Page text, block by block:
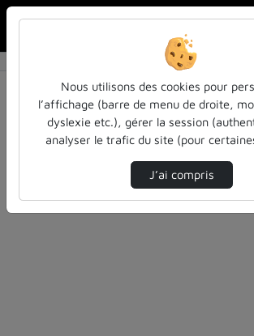
Résultats de la recherche
Filtres actifs (cliquer pour en retirer) :
education
education inspe actualites-
Nous utilisons des cookies pour
l’affichage (barre de menu de droite,
dyslexie etc.), gérer la session
analyser le trafic du site (pour
J’ai compris